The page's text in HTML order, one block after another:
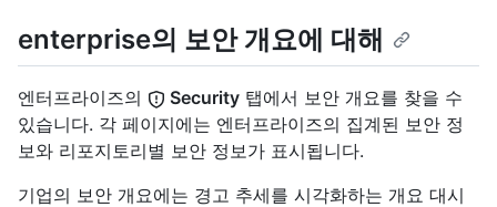
enterprise의 보안 개요에 대해
엔터프라이즈의 Security 탭에서 보안 개요를 찾을 수
있습니다. 각 페이지에는 엔터프라이즈의 집계된 보안 정
보와 리포지토리별 보안 정보가 표시됩니다.
기업의 보안 개요에는 경고 추세를 시각화하는 개요 대시